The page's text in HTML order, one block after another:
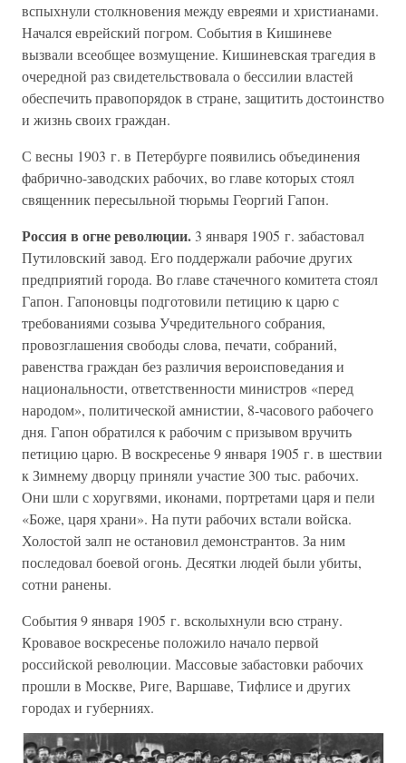
вспыхнули столкновения между евреями и христианами.
Начался еврейский погром. События в Кишиневе
вызвали всеобщее возмущение. Кишиневская трагедия в
очередной раз свидетельствовала о бессилии властей
обеспечить правопорядок в стране, защитить достоинство
и жизнь своих граждан.
С весны 1903 г. в Петербурге появились объединения
фабрично-заводских рабочих, во главе которых стоял
священник пересыльной тюрьмы Георгий Гапон.
Россия в огне революции. 3 января 1905 г. забастовал
Путиловский завод. Его поддержали рабочие других
предприятий города. Во главе стачечного комитета стоял
Гапон. Гапоновцы подготовили петицию к царю с
требованиями созыва Учредительного собрания,
провозглашения свободы слова, печати, собраний,
равенства граждан без различия вероисповедания и
национальности, ответственности министров «перед
народом», политической амнистии, 8-часового рабочего
дня. Гапон обратился к рабочим с призывом вручить
петицию царю. В воскресенье 9 января 1905 г. в шествии
к Зимнему дворцу приняли участие 300 тыс. рабочих.
Они шли с хоругвями, иконами, портретами царя и пели
«Боже, царя храни». На пути рабочих встали войска.
Холостой залп не остановил демонстрантов. За ним
последовал боевой огонь. Десятки людей были убиты,
сотни ранены.
События 9 января 1905 г. всколыхнули всю страну.
Кровавое воскресенье положило начало первой
российской революции. Массовые забастовки рабочих
прошли в Москве, Риге, Варшаве, Тифлисе и других
городах и губерниях.